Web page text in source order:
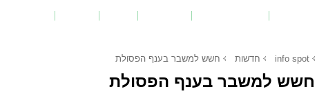
info spot חדשות חשש למשבר בענף הפסולת
חשש למשבר בענף הפסולת